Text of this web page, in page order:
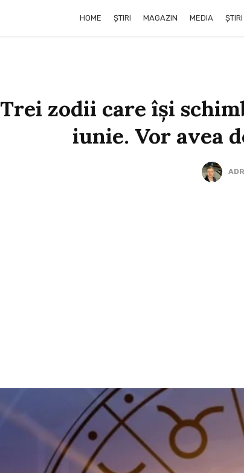
HOME ȘTIRI MAGAZIN MEDIA
Trei zodii care își
iunie. Vor avea